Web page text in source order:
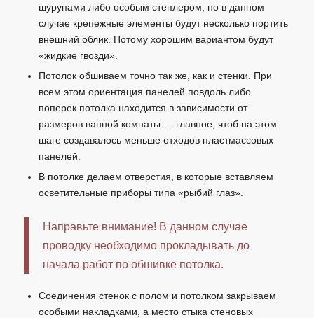
шурупами либо особым степлером, но в данном
случае крепежные элементы будут несколько портить
внешний облик. Потому хорошим вариантом будут
«жидкие гвозди».
Потолок обшиваем точно так же, как и стенки. При
всем этом ориентация панелей повдоль либо
поперек потолка находится в зависимости от
размеров ванной комнаты — главное, чтоб на этом
шаге создавалось меньше отходов пластмассовых
панелей.
В потолке делаем отверстия, в которые вставляем
осветительные приборы типа «рыбий глаз».
Направьте внимание! В данном случае
проводку необходимо прокладывать до
начала работ по обшивке потолка.
Соединения стенок с полом и потолком закрываем
особыми накладками, а место стыка стеновых